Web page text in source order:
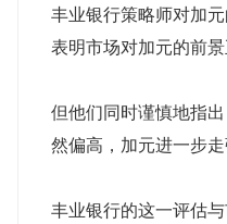
丰业银行策略师对加
表明市场对加元的前
但他们同时谨慎地指
然偏高，加元进一步
丰业银行的这一评估